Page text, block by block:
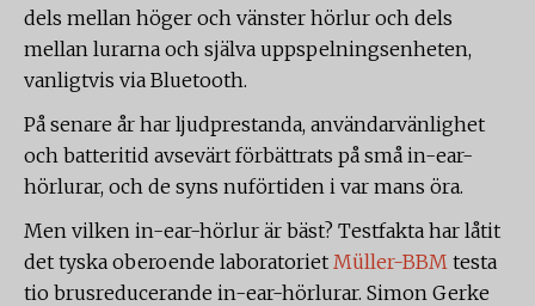
dels mellan höger och vänster hörlur och dels
mellan lurarna och själva uppspelningsenheten,
vanligtvis via Bluetooth.
På senare år har ljudprestanda, användarvänlighet
och batteritid avsevärt förbättrats på små in-ear-
hörlurar, och de syns nuförtiden i var mans öra.
Men vilken in-ear-hörlur är bäst? Testfakta har låtit
det tyska oberoende laboratoriet Müller-BBM testa
tio brusreducerande in-ear-hörlurar. Simon Gerke